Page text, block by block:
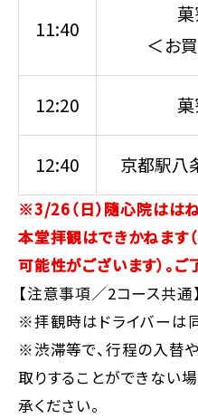
11:40
＜お
12:20
12:40 京都駅八
※3/26（日）隨心院はは
本堂拝観はできかねます
可能性がございます）。ご
【注意事項／2コース共通】
※拝観時はドライバーは
※渋滞等で、行程の入替
取りすることができない
承ください。